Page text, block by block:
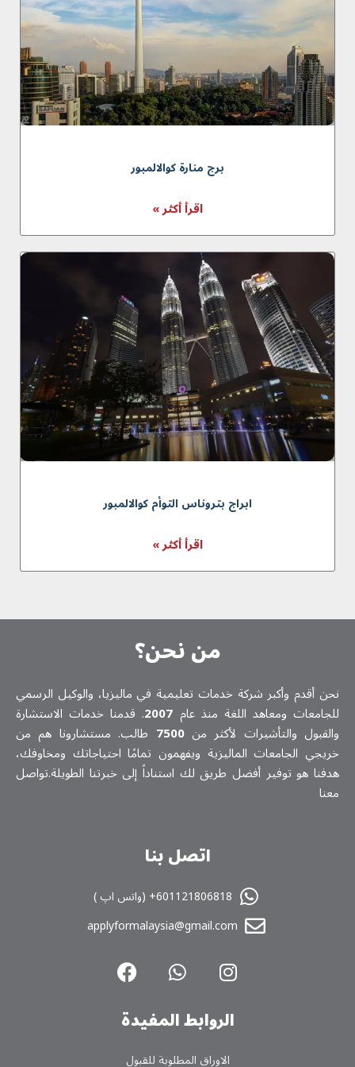
برج منارة كوالالمبور
اقرأ أكثر »
ابراج بتروناس التوأم كوالالمبور
اقرأ أكثر »
من نحن؟
نحن أقدم وأكبر شركة خدمات تعلیمیة في ماليزيا، والوكيل الرسمي
للجامعات ومعاهد اللغة منذ عام 2007. قدمنا خدمات الاستشارة
والقبول والتأشيرات لأكثر من7500 طالب. مستشارونا هم من
خريجي الجامعات الماليزية ويفهمون تمامًا احتياجاتك ومخاوفك،
هدفنا هو توفير أفضل طريق لك استناداً إلى خبرتنا الطويلة.تواصل
معنا
اتصل بنا
601121806818+ (واتس اپ )
applyformalaysia@gmail.com
الروابط المفیدة
الاوراق المطلوبة للقبول